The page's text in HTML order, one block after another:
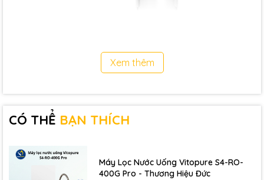
Xem thêm
CÓ THỂ BẠN THÍCH
Máy Lọc Nước Uống Vitopure S4-RO-
400G Pro - Thương Hiệu Đức